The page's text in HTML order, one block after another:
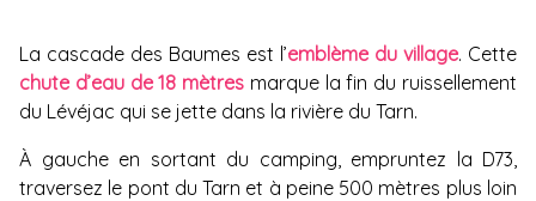
La cascade des Baumes est l’emblème du village. Cette
chute d’eau de 18 mètres marque la fin du ruissellement
du Lévéjac qui se jette dans la rivière du Tarn.
À gauche en sortant du camping, empruntez la D73,
traversez le pont du Tarn et à peine 500 mètres plus loin